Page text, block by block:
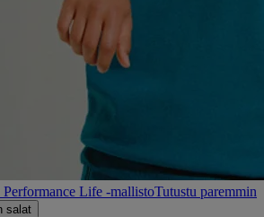
Performance Life -mallistoTutustu paremmin
salat